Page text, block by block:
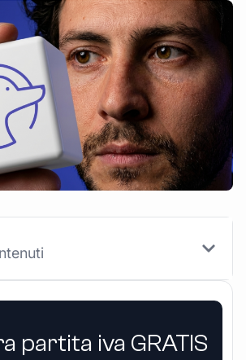
partita iva GRATIS